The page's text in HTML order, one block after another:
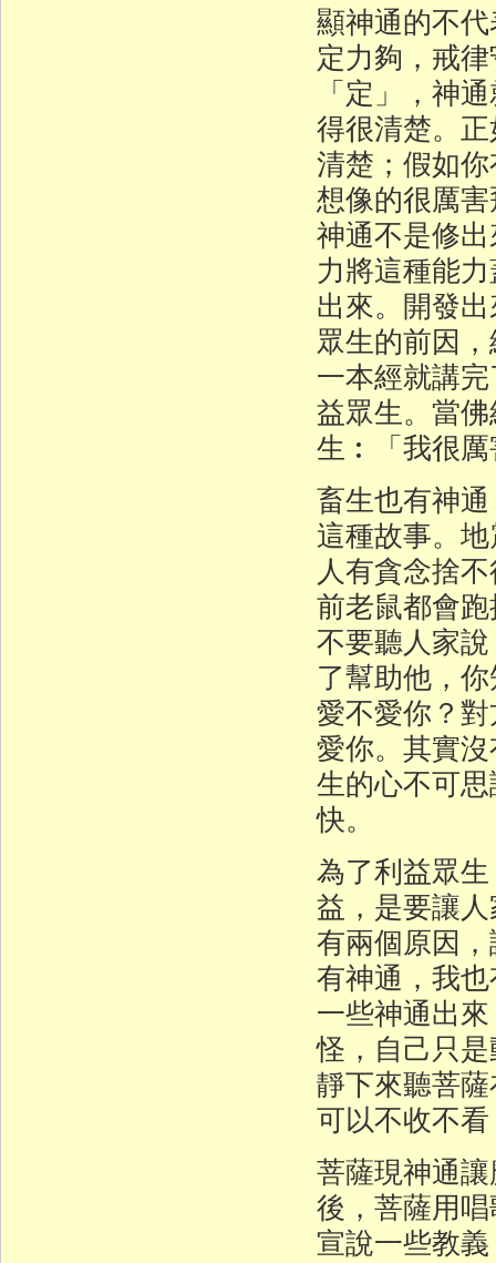
顯神通的不
定力夠，戒
「定」，神
得很清楚。
清楚；假如
想像的很厲
神通不是修
力將這種能
出來。開發
眾生的前因
一本經就講
益眾生。當
生︰「我很
畜生也有神
這種故事。
人有貪念捨
前老鼠都會
不要聽人家
了幫助他，
愛不愛你？
愛你。其實
生的心不可
快。
為了利益眾
益，是要讓
有兩個原因
有神通，我
一些神通出
怪，自己只
靜下來聽菩
可以不收不
菩薩現神通
後，菩薩用
宣說一些教